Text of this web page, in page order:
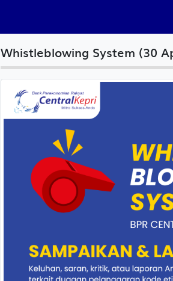
Whistleblowing System (30